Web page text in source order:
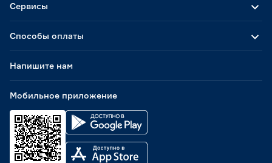
Способы оплаты
Мобильное приложение
Сервисы
Напишите нам